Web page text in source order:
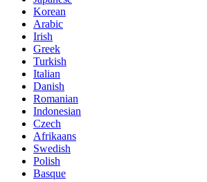
Korean
Arabic
Irish
Greek
Turkish
Italian
Danish
Romanian
Indonesian
Czech
Afrikaans
Swedish
Polish
Basque